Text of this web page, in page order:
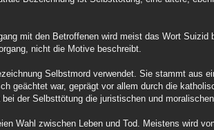
mit den Betroffenen wird meist das Wort Suizid
nicht die Motive beschreibt.
Selbstmord verwendet. Sie stammt aus
geächtet war, geprägt vor allem durch die
der Selbsttötung die juristischen und
Wahl zwischen Leben und Tod. Meistens wird